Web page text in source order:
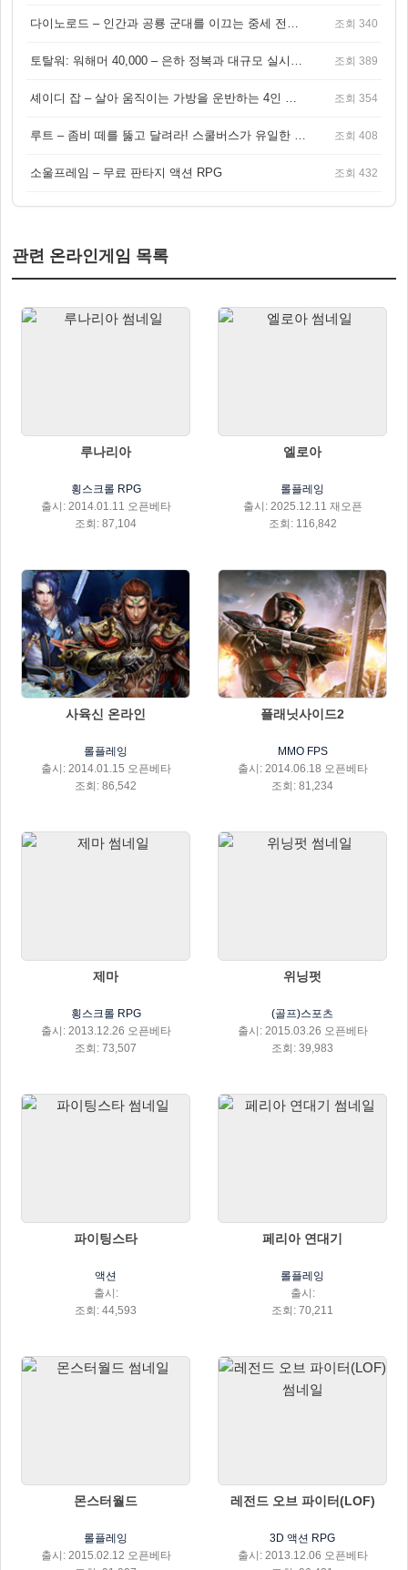
다이노로드 – 인간과 공룡 군대를 이끄는 중세 전략 액션 RPG 조회 340
토탈워: 워해머 40,000 – 은하 정복과 대규모 실시간 전투가 결합된 전략 게임! 조회 389
셰이디 잡 – 살아 움직이는 가방을 운반하는 4인 협동 물리 어드벤처 게임 조회 354
루트 – 좀비 떼를 뚫고 달려라! 스쿨버스가 유일한 집이 되는 4인 협동 생존 게임 조회 408
소울프레임 – 무료 판타지 액션 RPG 조회 432
관련 온라인게임 목록
루나리아
횡스크롤 RPG
출시: 2014.01.11 오픈베타
조회: 87,104
엘로아
롤플레잉
출시: 2025.12.11 재오픈
조회: 116,842
사육신 온라인
롤플레잉
출시: 2014.01.15 오픈베타
조회: 86,542
플래닛사이드2
MMO FPS
출시: 2014.06.18 오픈베타
조회: 81,234
제마
횡스크롤 RPG
출시: 2013.12.26 오픈베타
조회: 73,507
위닝펏
(골프)스포츠
출시: 2015.03.26 오픈베타
조회: 39,983
파이팅스타
액션
출시:
조회: 44,593
페리아 연대기
롤플레잉
출시:
조회: 70,211
몬스터월드
롤플레잉
출시: 2015.02.12 오픈베타
레전드 오브 파이터(LOF)
3D 액션 RPG
출시: 2013.12.06 오픈베타